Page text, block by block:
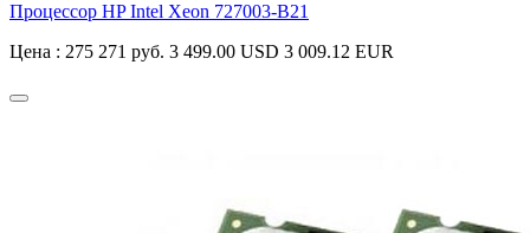
Процессор HP Intel Xeon 727003-B21
Цена : 275 271 руб. 3 499.00 USD 3 009.12 EUR